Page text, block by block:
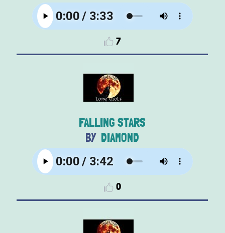
7
FALLING STARS
DIAMOND
0